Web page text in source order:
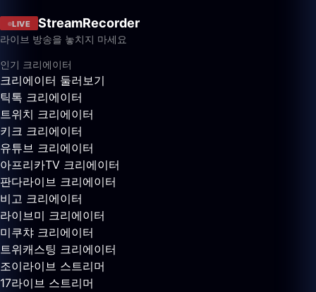
LIVE StreamRecorder
라이브 방송을 놓치지 마세요
인기 크리에이터
크리에이터 둘러보기
틱톡 크리에이터
트위치 크리에이터
키크 크리에이터
유튜브 크리에이터
아프리카TV 크리에이터
판다라이브 크리에이터
비고 크리에이터
라이브미 크리에이터
미쿠챠 크리에이터
트위캐스팅 크리에이터
조이라이브 스트리머
17라이브 스트리머